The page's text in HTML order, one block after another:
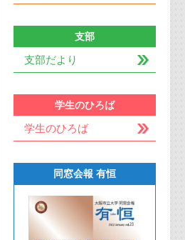
支部
支部だより
学生のひろば
学生のひろば
同窓会報 有恒